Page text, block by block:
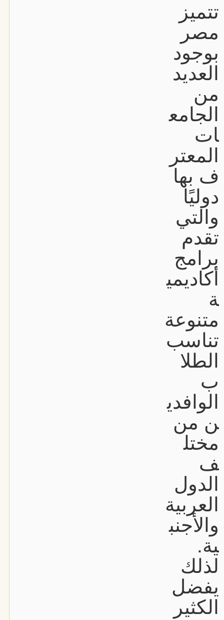
تتميز
مصر
بوجود
العديد
من
الجامع
ات
المعتر
ف بها
دوليًا
والتي
تقدم
برامج
أكاديمي
ة
متنوعة
تناسب
الطلا
ب
الوافدي
ن من
مختل
ف
الدول
العربية
والأجنب
ية.
لذلك
يفضل
الكثير